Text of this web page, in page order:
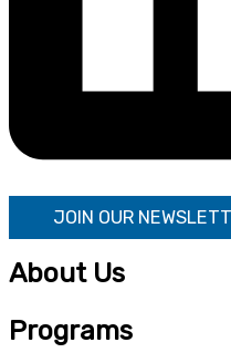
JOIN OUR
About Us
Programs